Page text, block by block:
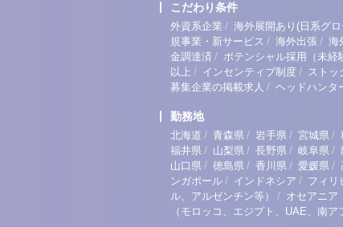
こだわり条件
外資系企業 / 海外展開あり(日系グ
規事業・新サービス / 海外出張 / 海
金調達済 / ポテンシャル採用（未経
以上 / インセンティブ制度 / ストッ
募集企業の掲載求人 / ヘッドハンタ
勤務地
北海道 / 青森県 / 岩手県 / 宮城県 /
福井県 / 山梨県 / 長野県 / 岐阜県 /
山口県 / 徳島県 / 香川県 / 愛媛県 /
ンガポール / インドネシア / フィリ
ル、アルゼンチン等）
/ オセアニア
（モロッコ、エジプト、UAE、南ア